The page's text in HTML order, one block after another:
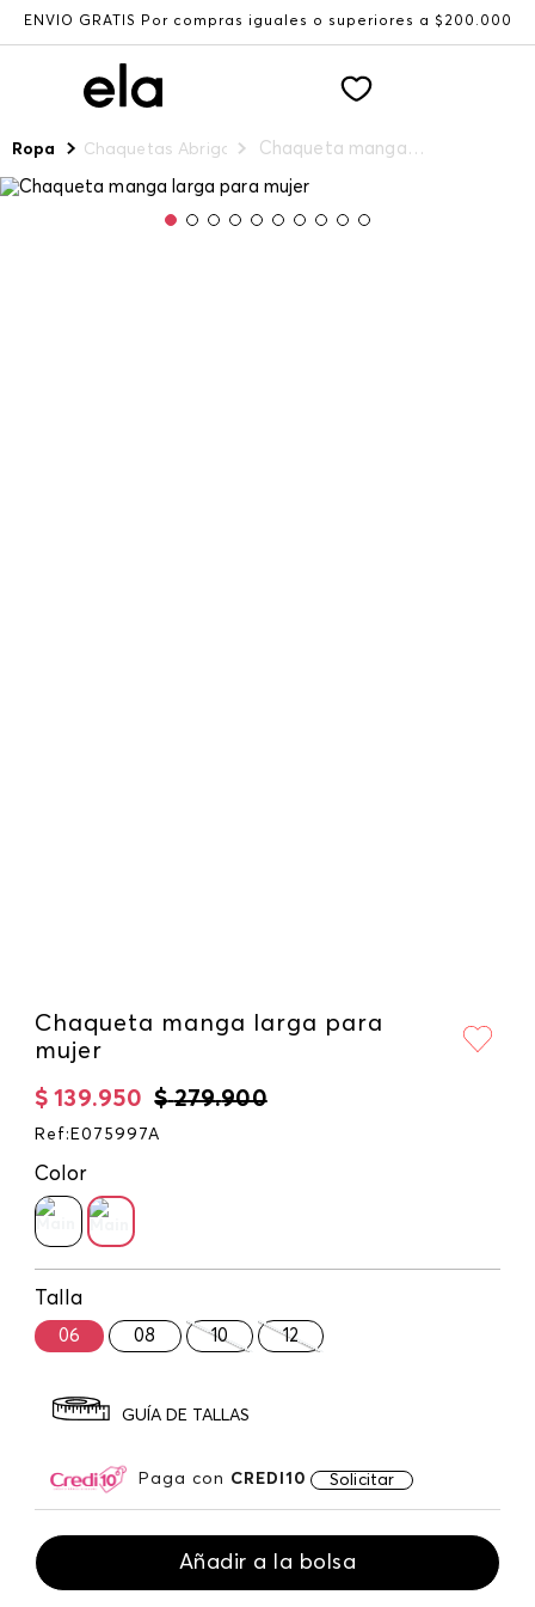
ENVÍO GRATIS Por compras iguales o superiores a $200.000
Ropa Chaquetas Abrigos y Chalecos Chaqueta manga larga para mujer
Chaqueta manga larga para
mujer
$ 279.900
$ 139.950
Ref : E075997A
Color
Talla
06 08 10 12
GUÍA DE TALLAS
Paga con CREDI10 Solicitar
Añadir a la bolsa